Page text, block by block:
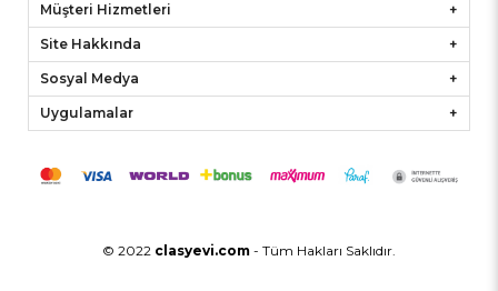
Müşteri Hizmetleri
Site Hakkında
Sosyal Medya
Uygulamalar
© 2022 clasyevi.com - Tüm Hakları Saklıdır.